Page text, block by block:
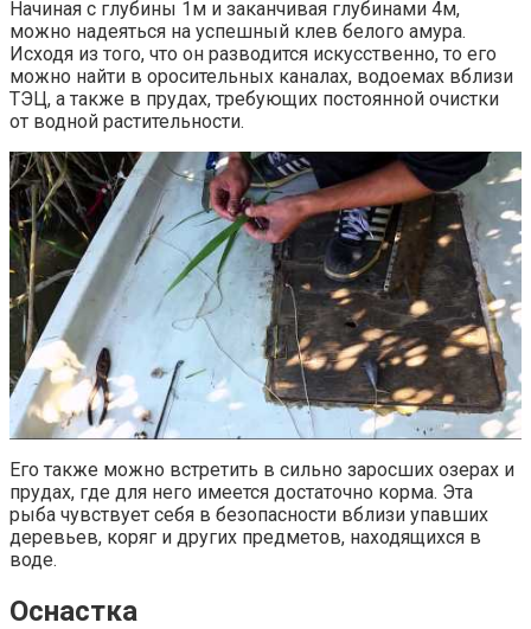
Начиная с глубины 1м и заканчивая глубинами 4м,
можно надеяться на успешный клев белого амура.
Исходя из того, что он разводится искусственно, то его
можно найти в оросительных каналах, водоемах вблизи
ТЭЦ, а также в прудах, требующих постоянной очистки
от водной растительности.
Его также можно встретить в сильно заросших озерах и
прудах, где для него имеется достаточно корма. Эта
рыба чувствует себя в безопасности вблизи упавших
деревьев, коряг и других предметов, находящихся в
воде.
Оснастка